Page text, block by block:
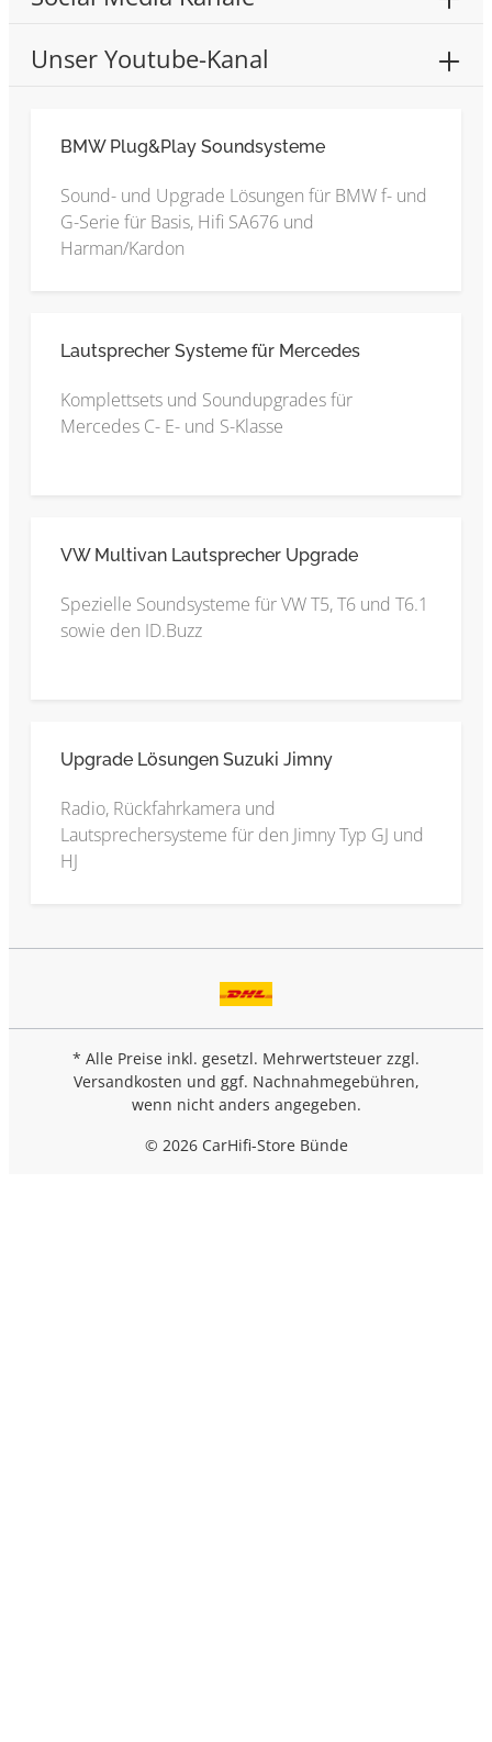
Unser Youtube-Kanal
BMW Plug&Play Soundsysteme
Sound- und Upgrade Lösungen für BMW f- und
G-Serie für Basis, Hifi SA676 und
Harman/Kardon
Lautsprecher Systeme für Mercedes
Komplettsets und Soundupgrades für
Mercedes C- E- und S-Klasse
VW Multivan Lautsprecher Upgrade
Spezielle Soundsysteme für VW T5, T6 und T6.1
sowie den ID.Buzz
Upgrade Lösungen Suzuki Jimny
Radio, Rückfahrkamera und
Lautsprechersysteme für den Jimny Typ GJ und
HJ
* Alle Preise inkl. gesetzl. Mehrwertsteuer zzgl.
Versandkosten und ggf. Nachnahmegebühren,
wenn nicht anders angegeben.
© 2026 CarHifi-Store Bünde